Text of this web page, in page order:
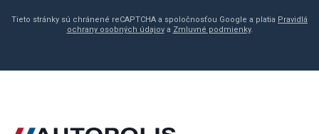
Tieto stránky sú chránené reCAPTCHA a spoločnosťou Google a platia Pravidlá
ochrany osobných údajova Zmluvné podmienky.